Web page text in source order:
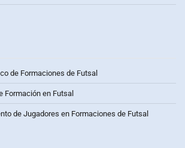
de Formaciones de Futsal
Formación en Futsal
de Jugadores en Formaciones de Futsal